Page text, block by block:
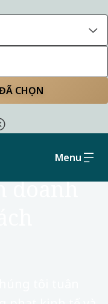
CHỌN
Menu
trị
doanh